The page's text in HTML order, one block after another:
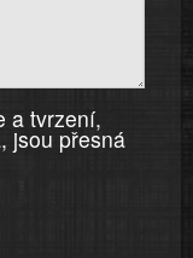
a tvrzení,
jsou přesná